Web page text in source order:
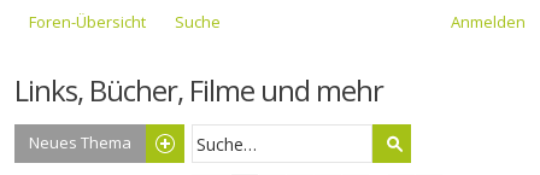
Foren-Übersicht Suche Anmelden
Links, Bücher, Filme und mehr
Neues Thema